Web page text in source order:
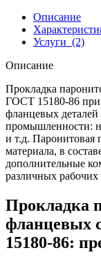
Описание
Услуги (2)
Описание
Прокладка
ГОСТ 15180-86
фланцевых
промышленности:
и т.д. Паронитовая
материала, в
дополнительные
различных рабочих
Прокладка
фланцевых
15180-86: